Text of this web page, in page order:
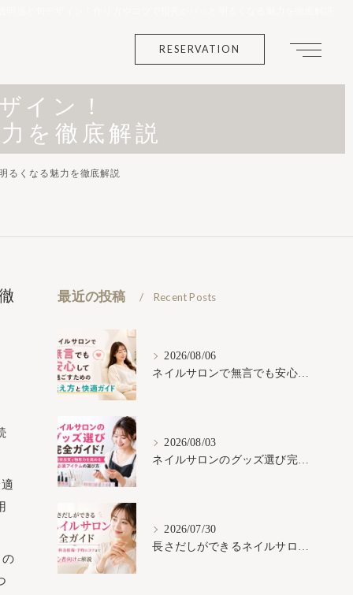
RESERVATION
イン！
を徹底解説
るくなる魅力を徹底解説
の
最近の投稿 Recent Posts
2026/08/06
ネイルサロンで無言でも安心して過ごすための伝え方と快適ガイド
2026/08/03
ネイルサロンのグッズ選び完全ガイド！施術品質と物販力を高める必須アイテムの選び方
2026/07/30
長さだしができるネイルサロン完全ガイド｜種類・料金相場・予約のコツまで初心者向けに解説